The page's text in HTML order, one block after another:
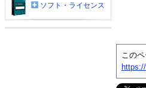
このペ
ソフト・ライセンス